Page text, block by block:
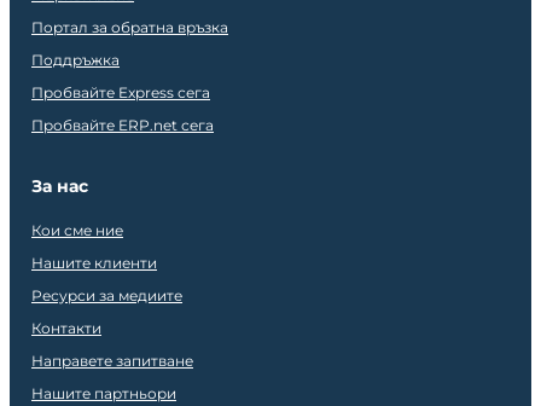
Портал за обратна връзка
Поддръжка
Пробвайте Express сега
Пробвайте ERP.net сега
За нас
Кои сме ние
Нашите клиенти
Ресурси за медиите
Контакти
Направете запитване
Нашите партньори